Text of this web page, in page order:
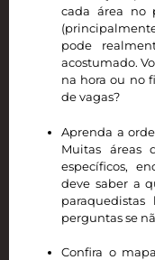
cada área no
pode
acostumado.
na hora ou no
de vagas?
Aprenda a
Muitas áreas
específicos,
deve saber a
perguntas se
Confira o